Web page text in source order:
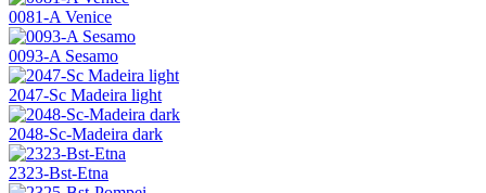
0081-A Venice
0093-A Sesamo
2047-Sc Madeira light
2048-Sc-Madeira dark
2323-Bst-Etna